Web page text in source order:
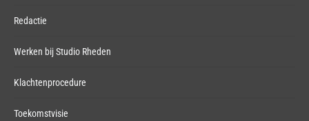
Redactie
Werken bij Studio Rheden
Klachtenprocedure
Toekomstvisie